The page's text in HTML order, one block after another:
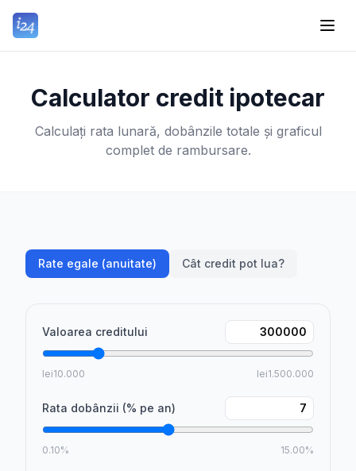
Calculator credit ipotecar
Calculați rata lunară, dobânzile totale și graficul
complet de rambursare.
Rate egale (anuitate) Cât credit pot lua?
Valoarea creditului
lei10.000 lei1.500.000
Rata dobânzii (% pe an)
0.10% 15.00%